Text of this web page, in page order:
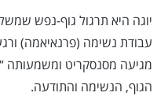
יוגה היא תרגול גוף-נפש
עבודת נשימה (פרנאיאמה)
מגיעה מסנסקריט ומשמעותה
הגוף, הנשימה והתודעה.